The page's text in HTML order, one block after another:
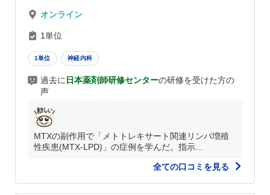
オンライン
1単位
1単位 神経内科
過去に 日本薬剤師研修センターの研修を受けた方の
声
MTXの副作用で「メトトレキサート関連リンパ増殖
性疾患(MTX-LPD)」の症例を学んだ。指示...
全ての口コミを見る